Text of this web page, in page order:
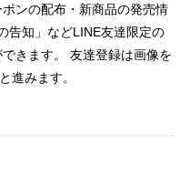
ンの配布・新商品の発売情
告知」などLINE友達限定の
きます。 友達登録は画像を
進みます。